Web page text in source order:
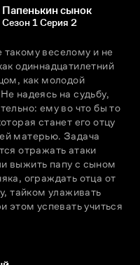
Папенькин сынок
Сезон 1 Серия 2
веселому и не
одиннадцатилетний
как молодой
надеясь на судьбу,
ему во что бы то
станет его отцу
матерью. Задача
отражать атаки
выжить папу с сыном
ограждать отца от
тайком улаживать
этом успевать учиться